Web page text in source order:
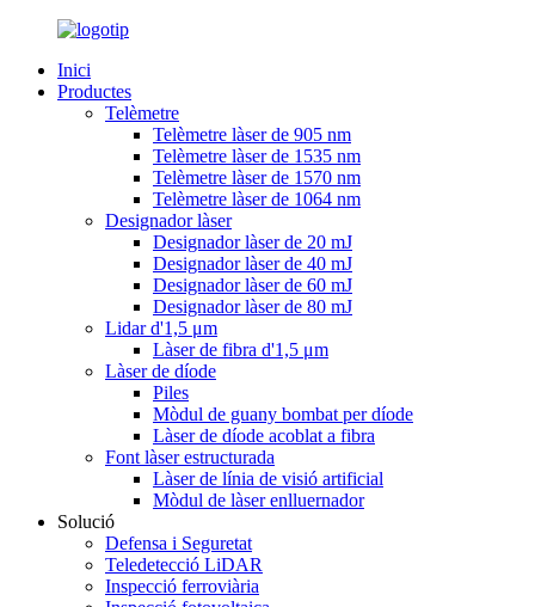
Inici
Productes
Telèmetre
Telèmetre làser de 905 nm
Telèmetre làser de 1535 nm
Telèmetre làser de 1570 nm
Telèmetre làser de 1064 nm
Designador làser
Designador làser de 20 mJ
Designador làser de 40 mJ
Designador làser de 60 mJ
Designador làser de 80 mJ
Lidar d'1,5 μm
Làser de fibra d'1,5 μm
Làser de díode
Piles
Mòdul de guany bombat per díode
Làser de díode acoblat a fibra
Font làser estructurada
Làser de línia de visió artificial
Mòdul de làser enlluernador
Solució
Defensa i Seguretat
Teledetecció LiDAR
Inspecció ferroviària